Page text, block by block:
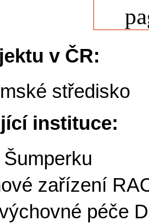
v ČR:
středisko
instituce:
zařízení
péče